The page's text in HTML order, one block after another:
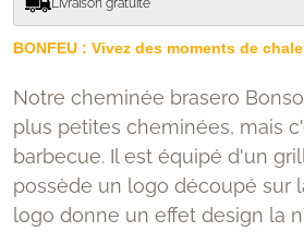
Livraison gratuite
BONFEU : Vivez des moments de
Notre cheminée brasero
plus petites cheminées, mais
barbecue. Il est équipé d'un
possède un logo découpé sur
logo donne un effet design la